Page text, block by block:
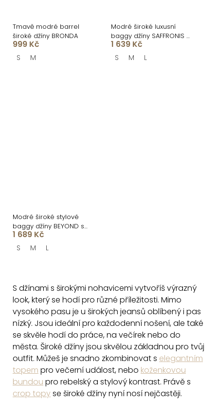
Tmavě modré barrel
široké džíny BRONDA
999 Kč
S M
Modré široké luxusní
baggy džíny SAFFRONIS s
kamínky
1 639 Kč
S M L
Modré široké stylové
baggy džíny BEYOND s
perličkami
1 689 Kč
S M L
l
á
d
a
c
í
p
r
v
S džínami s širokými nohavicemi vytvoříš výrazný
look, který se hodí pro různé příležitosti. Mimo
vysokého pasu je u širokých jeansů oblíbený i pas
nízký. Jsou ideální pro každodenní nošení, ale také
se skvěle hodí do práce, na večírek nebo do
města. Široké džíny jsou skvělou základnou pro tvůj
outfit. Můžeš je snadno zkombinovat s elegantním
topem pro večerní událost, nebo koženkovou
bundou pro rebelský a stylový kontrast. Právě s
crop topyse široké džíny nyní nosí nejčastěji.